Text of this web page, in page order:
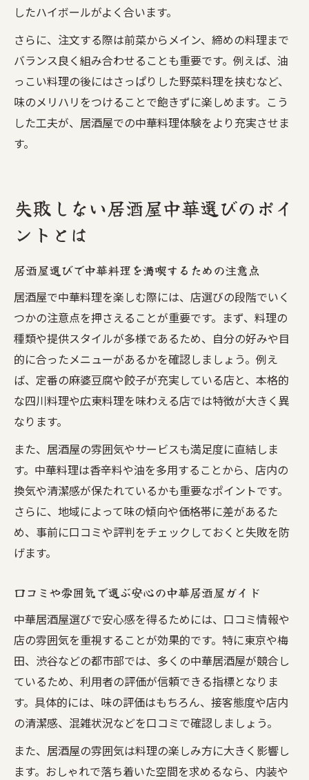
したハイボールがよく合います。
さらに、注文する際は前菜からメイン、締めの料理まで
バランス良く組み合わせることも重要です。例えば、油
っこい料理の後にはさっぱりした野菜料理を挟むなど、
味のメリハリをつけることで飽きずに楽しめます。こう
した工夫が、居酒屋での中華料理体験をより充実させま
す。
失敗しない居酒屋中華選びのポイ
ントとは
居酒屋選びで中華料理を満喫するための注意点
居酒屋で中華料理を楽しむ際には、店選びの段階でいく
つかの注意点を押さえることが重要です。まず、料理の
種類や提供スタイルが多様であるため、自分の好みや目
的に合ったメニューがあるかを確認しましょう。例え
ば、定番の麻婆豆腐や餃子が充実している店と、本格的
な四川料理や広東料理を味わえる店では特徴が大きく異
なります。
また、居酒屋の雰囲気やサービスも満足度に直結しま
す。中華料理は香辛料や油を多用することから、店内の
換気や清潔感が保たれているかも重要なポイントです。
さらに、地域によって味の傾向や価格帯に差があるた
め、事前に口コミや評判をチェックしておくと失敗を防
げます。
口コミや雰囲気で選ぶ安心の中華居酒屋ガイド
中華居酒屋選びで安心感を得るためには、口コミ情報や
店の雰囲気を重視することが効果的です。特に東京や梅
田、渋谷などの都市部では、多くの中華居酒屋が競合し
ているため、利用者の評価が信頼できる指標となりま
す。具体的には、味の評価はもちろん、接客態度や店内
の清潔感、混雑状況などを口コミで確認しましょう。
また、居酒屋の雰囲気は料理の楽しみ方に大きく影響し
ます。おしゃれで落ち着いた空間を求めるなら、内装や